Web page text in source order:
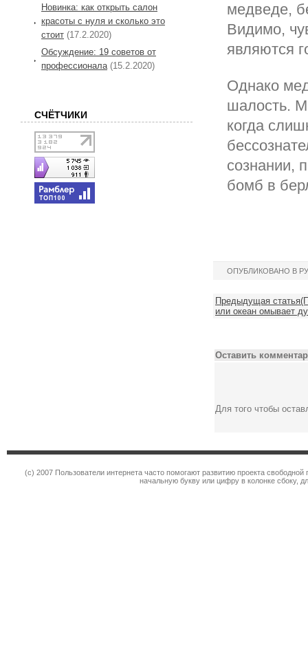
медведе,
Видимо,
являются
Однако
шалость.
когда
сознании,
бомб в
ОПУБЛИКОВАНО В
Предыдущая
или океан омывает
Оставить
Для того чтобы
Новинка: как открыть салон
красоты с нуля и сколько это
стоит (17.2.2020)
Обсуждение: 19 советов от
профессионала (15.2.2020)
СЧЁТЧИКИ
(c) 2007 Пользователи интернета часто помогают развитию проекта
начальную букву или цифру в колонке сбоку,